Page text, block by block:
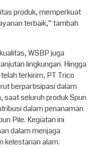
produk, memperkuat
terbaik,” tambah
WSBP juga
lingkungan. Hingga
terkirim, PT Trico
berpartisipasi dalam
saat seluruh produk Spun
dalam penanaman
Pile. Kegiatan ini
dalam menjaga
kelestarian alam.